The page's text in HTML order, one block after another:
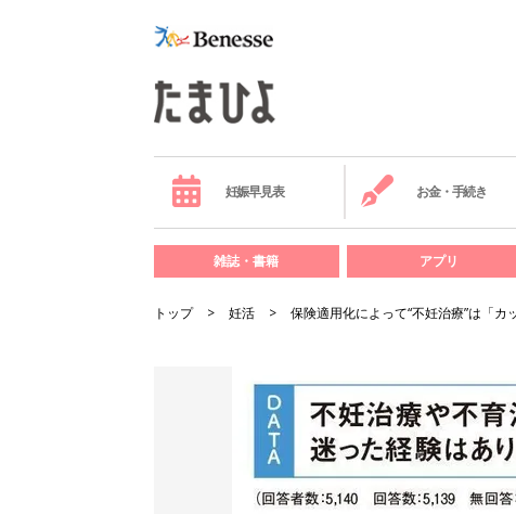
妊娠早見表 お金・手続き
雑誌・書籍 アプリ
トップ 妊活 保険適用化によって“不妊治療”は「